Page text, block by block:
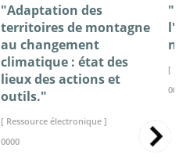
"Adaptation des
territoires de montagne
au changement
climatique : état des
lieux des actions et
outils."
[ Ressource électronique ]
0000
[